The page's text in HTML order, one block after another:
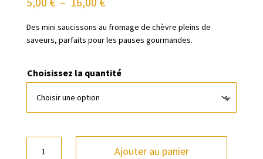
prix :
5,00 €
16,00 €
Des mini saucissons au fromage de chèvre pleins de
saveurs, parfaits pour les pauses gourmandes.
Choisissez la quantité
Ajouter au panier